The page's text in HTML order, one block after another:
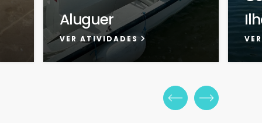
Aluguer
VER ATIVIDADES